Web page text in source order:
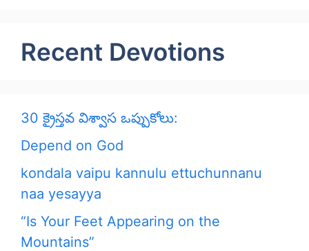
Recent Devotions
30 క్రైస్తవ విశ్వాస ఒప్పుకోలు:
Depend on God
kondala vaipu kannulu ettuchunnanu
naa yesayya
“Is Your Feet Appearing on the
Mountains”